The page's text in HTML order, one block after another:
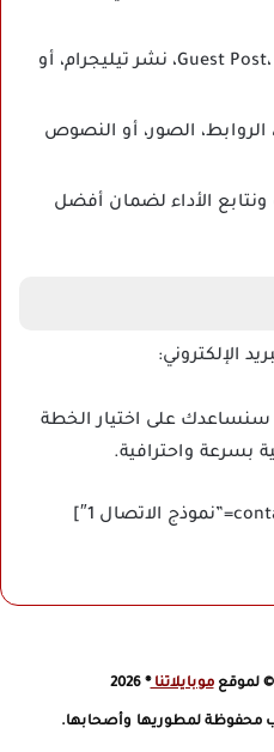
Guest Post، Backlink، نشر تيليجرام، أو
الروابط، الصور، أو النصوص
الأداء لضمان أفضل
الإلكتروني:
سنساعدك على اختيار الخطة
بسرعة واحترافية.
لموقعموبايلاتنا® 2026
محفوظة لمطوريها وأصحابها.